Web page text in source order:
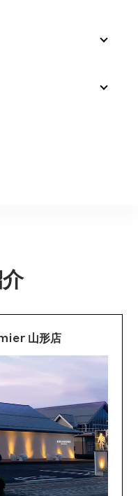
。
部以下は時間指定不
こちら
いたします。返送希
いでお送りくださ
ら
無金利で最大
手続き用のURLをEメ
送りいたします。必要
いいたします。分割
山形店